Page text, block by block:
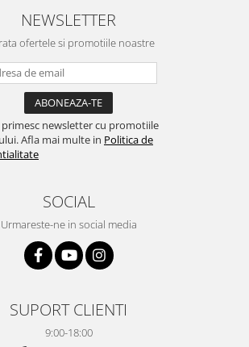
NEWSLETTER
ofertele si promotiile noastre
primesc newsletter cu promotiile
Afla mai multe in Politica de
SOCIAL
Urmareste-ne in social media
SUPORT CLIENTI
9:00-18:00